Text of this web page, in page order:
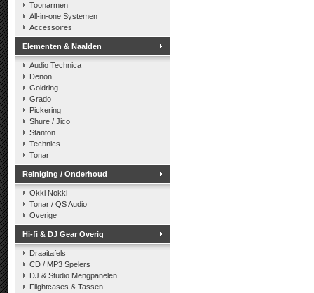
Toonarmen
All-in-one Systemen
Accessoires
Elementen & Naalden
Audio Technica
Denon
Goldring
Grado
Pickering
Shure / Jico
Stanton
Technics
Tonar
Reiniging / Onderhoud
Okki Nokki
Tonar / QS Audio
Overige
Hi-fi & DJ Gear Overig
Draaitafels
CD / MP3 Spelers
DJ & Studio Mengpanelen
Flightcases & Tassen